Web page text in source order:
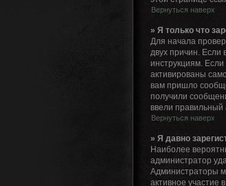
Вернуться наверх
» Я только что
Для начала
двух причин. Если
инструкциям.
активированы
вам пришло
получили
ввели
Вернуться наверх
» Я давно
Наиболее
администратор
Администраторы
активное участие